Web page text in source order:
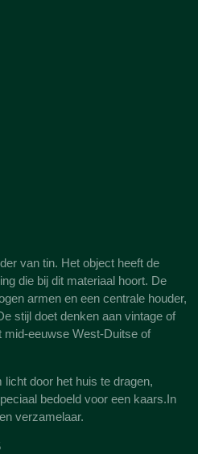
van tin. Het object heeft de
die bij dit materiaal hoort. De
armen en een centrale houder,
stijl doet denken aan vintage of
eeuwse West-Duitse of
door het huis te dragen,
bedoeld voor een kaars.In
verzamelaar.